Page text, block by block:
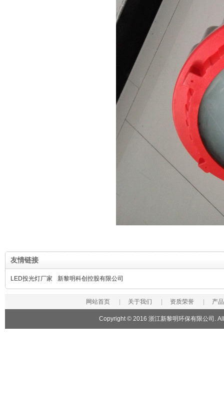
友情链接
LED投光灯厂家 新黎明科创控股有限公司
网站首页 | 关于我们 | 资质荣誉 | 产
Copyright © 2016 浙江新黎明环保有限公司.